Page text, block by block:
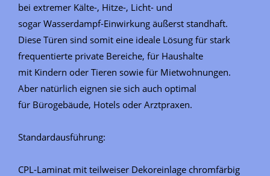
bei extremer Kälte-, Hitze-, Licht- und
sogar Wasserdampf-Einwirkung äußerst standhaft.
Diese Türen sind somit eine ideale Lösung für stark
frequentierte private Bereiche, für Haushalte
mit Kindern oder Tieren sowie für Mietwohnungen.
Aber natürlich eignen sie sich auch optimal
für Bürogebäude, Hotels oder Arztpraxen.
Standardausführung:
CPL-Laminat mit teilweiser Dekoreinlage chromfärbig